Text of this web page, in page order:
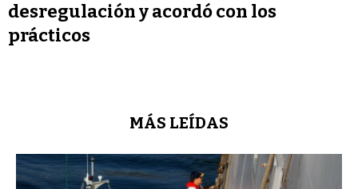
desregulación y acordó con los
prácticos
MÁS LEÍDAS